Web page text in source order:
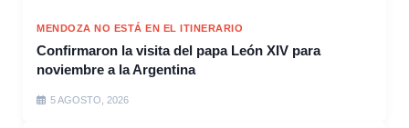
MENDOZA NO ESTÁ EN EL ITINERARIO
Confirmaron la visita del papa León XIV para
noviembre a la Argentina
5 AGOSTO, 2026